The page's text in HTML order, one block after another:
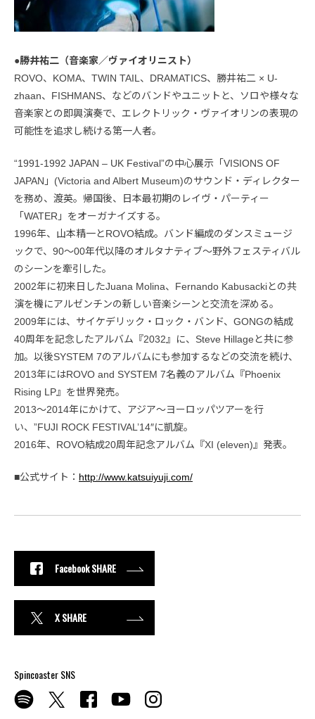
●勝井祐二（音楽家／ヴァイオリニスト）
ROVO、KOMA、TWIN TAIL、DRAMATICS、勝井祐二 × U-
zhaan、FISHMANS、などのバンドやユニットと、ソロや様々な
音楽家との即興演奏で、エレクトリック・ヴァイオリンの表現の
可能性を追求し続ける第一人者。
“1991-1992 JAPAN – UK Festival”の中心展示「VISIONS OF
JAPAN」(Victoria and Albert Museum)のサウンド・ディレクター
を務め、渡英。帰国後、日本最初期のレイヴ・パーティー
「WATER」をオーガナイズする。
1996年、山本精一とROVO結成。バンド編成のダンスミュージ
ックで、90～00年代以降のオルタナティブ～野外フェスティバル
のシーンを牽引した。
2002年に初来日したJuana Molina、Fernando Kabusackiとの共
演を機にアルゼンチンの新しい音楽シーンと交流を深める。
2009年には、サイケデリック・ロック・バンド、GONGの結成
40周年を記念したアルバム『2032』に、Steve Hillageと共に参
加。以後SYSTEM 7のアルバムにも参加するなどの交流を続け、
2013年にはROVO and SYSTEM 7名義のアルバム『Phoenix
Rising LP』を世界発売。
2013～2014年にかけて、アジア～ヨーロッパツアーを行
い、”FUJI ROCK FESTIVAL’14″に凱旋。
2016年、ROVO結成20周年記念アルバム『XI (eleven)』発表。
■公式サイト： http://www.katsuiyuji.com/
Facebook SHARE
X SHARE
Spincoaster SNS